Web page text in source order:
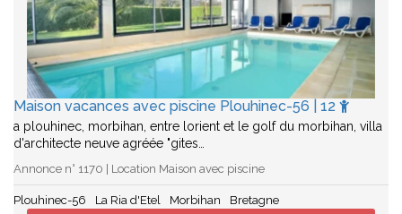
Maison vacances avec piscine Plouhinec-56 | 12
a plouhinec, morbihan, entre lorient et le golf du morbihan, villa
d'architecte neuve agréée "gites…
Annonce n° 1170 | Location Maison avec piscine
Plouhinec-56 La Ria d'Etel Morbihan Bretagne